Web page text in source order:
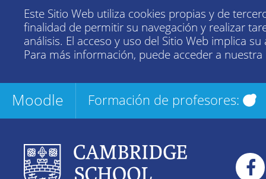
Este Sitio Web utiliza cookies propias y de
finalidad de permitir su navegación y realizar
análisis. El acceso y uso del Sitio Web implica su
Para más información, puede acceder a nuestra
Moodle Formación de profesores: